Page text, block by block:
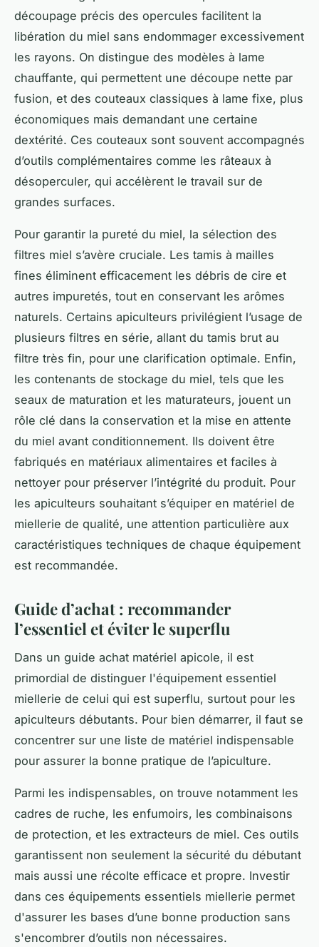
découpage précis des opercules facilitent la
libération du miel sans endommager excessivement
les rayons. On distingue des modèles à lame
chauffante, qui permettent une découpe nette par
fusion, et des couteaux classiques à lame fixe, plus
économiques mais demandant une certaine
dextérité. Ces couteaux sont souvent accompagnés
d’outils complémentaires comme les râteaux à
désoperculer, qui accélèrent le travail sur de
grandes surfaces.
Pour garantir la pureté du miel, la sélection des
filtres miel s’avère cruciale. Les tamis à mailles
fines éliminent efficacement les débris de cire et
autres impuretés, tout en conservant les arômes
naturels. Certains apiculteurs privilégient l’usage de
plusieurs filtres en série, allant du tamis brut au
filtre très fin, pour une clarification optimale. Enfin,
les contenants de stockage du miel, tels que les
seaux de maturation et les maturateurs, jouent un
rôle clé dans la conservation et la mise en attente
du miel avant conditionnement. Ils doivent être
fabriqués en matériaux alimentaires et faciles à
nettoyer pour préserver l’intégrité du produit. Pour
les apiculteurs souhaitant s’équiper en matériel de
miellerie de qualité, une attention particulière aux
caractéristiques techniques de chaque équipement
est recommandée.
Guide d’achat : recommander
l’essentiel et éviter le superflu
Dans un guide achat matériel apicole, il est
primordial de distinguer l'équipement essentiel
miellerie de celui qui est superflu, surtout pour les
apiculteurs débutants. Pour bien démarrer, il faut se
concentrer sur une liste de matériel indispensable
pour assurer la bonne pratique de l’apiculture.
Parmi les indispensables, on trouve notamment les
cadres de ruche, les enfumoirs, les combinaisons
de protection, et les extracteurs de miel. Ces outils
garantissent non seulement la sécurité du débutant
mais aussi une récolte efficace et propre. Investir
dans ces équipements essentiels miellerie permet
d'assurer les bases d’une bonne production sans
s'encombrer d’outils non nécessaires.